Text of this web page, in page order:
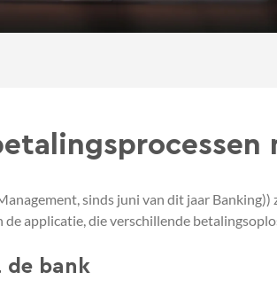
sinds juni van dit jaar
applicatie, die verschillende
de bank